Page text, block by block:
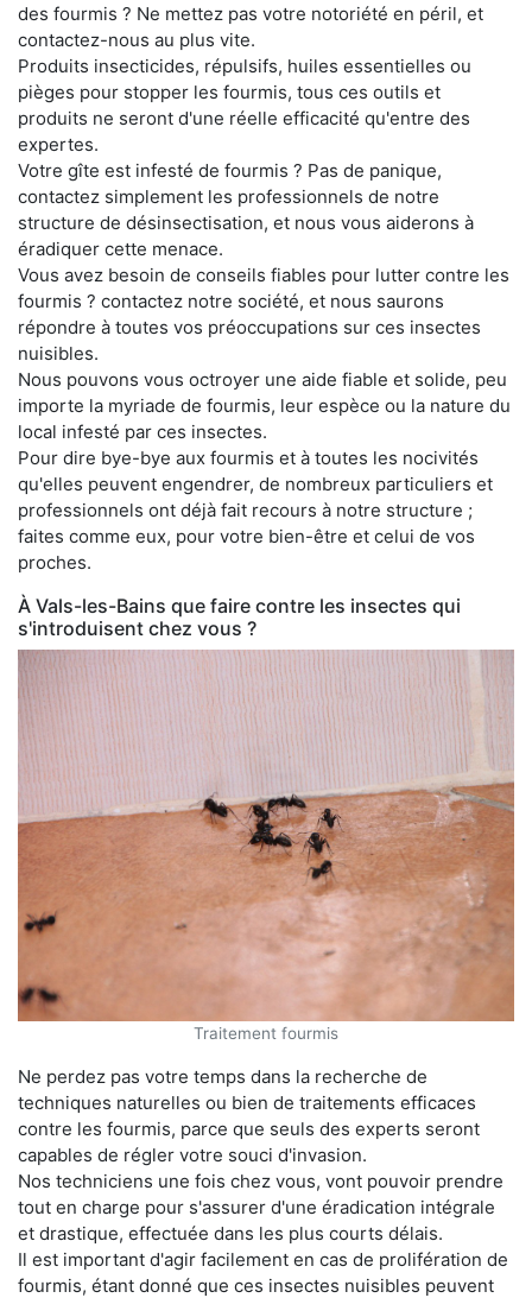
des fourmis ? Ne mettez pas votre notoriété en péril, et
contactez-nous au plus vite.
Produits insecticides, répulsifs, huiles essentielles ou
pièges pour stopper les fourmis, tous ces outils et
produits ne seront d'une réelle efficacité qu'entre des
expertes.
Votre gîte est infesté de fourmis ? Pas de panique,
contactez simplement les professionnels de notre
structure de désinsectisation, et nous vous aiderons à
éradiquer cette menace.
Vous avez besoin de conseils fiables pour lutter contre les
fourmis ? contactez notre société, et nous saurons
répondre à toutes vos préoccupations sur ces insectes
nuisibles.
Nous pouvons vous octroyer une aide fiable et solide, peu
importe la myriade de fourmis, leur espèce ou la nature du
local infesté par ces insectes.
Pour dire bye-bye aux fourmis et à toutes les nocivités
qu'elles peuvent engendrer, de nombreux particuliers et
professionnels ont déjà fait recours à notre structure ;
faites comme eux, pour votre bien-être et celui de vos
proches.
À Vals-les-Bains que faire contre les insectes qui
s'introduisent chez vous ?
Traitement fourmis
Ne perdez pas votre temps dans la recherche de
techniques naturelles ou bien de traitements efficaces
contre les fourmis, parce que seuls des experts seront
capables de régler votre souci d'invasion.
Nos techniciens une fois chez vous, vont pouvoir prendre
tout en charge pour s'assurer d'une éradication intégrale
et drastique, effectuée dans les plus courts délais.
Il est important d'agir facilement en cas de prolifération de
fourmis, étant donné que ces insectes nuisibles peuvent